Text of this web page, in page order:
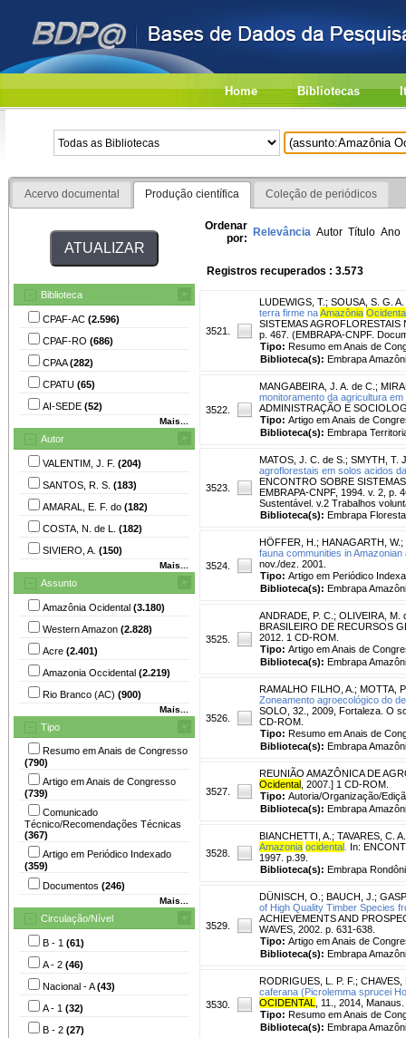
Home Bibliotecas
Acervo documental Produção científica Coleção de periódicos
Biblioteca
CPAF-AC (2.596)
CPAF-RO (686)
CPAA(282)
CPATU (65)
AI-SEDE (52)
Mais...
Autor
VALENTIM, J. F. (204)
SANTOS, R. S. (183)
AMARAL, E. F. do (182)
COSTA, N. de L. (182)
SIVIERO, A. (150)
Mais...
Assunto
Amazônia Ocidental (3.180)
Western Amazon (2.828)
Acre (2.401)
Amazonia Occidental (2.219)
Rio Branco (AC) (900)
Mais...
Tipo
Resumo em Anais de Congresso
(790)
Artigo em Anais de Congresso
(739)
Comunicado
Técnico/Recomendações Técnicas
(367)
Artigo em Periódico Indexado
(359)
Documentos (246)
Mais...
Circulação/Nível
B - 1 (61)
A - 2 (46)
Nacional - A(43)
A - 1 (32)
B - 2 (27)
Ordenar
por: Relevância Autor Título Ano
Registros recuperados : 3.573
3521.
LUDEWIGS, T. ; SOUSA, S. G. A.
terra firme naAmazônia
SISTEMAS AGROFLORESTAIS
p. 467. (EMBRAPA-CNPF.
Tipo: Resumo em Anais de
Biblioteca(s): Embrapa
3522.
MANGABEIRA, J. A. de C. ;
monitoramento da agricultura
ADMINISTRAÇÃO E
Tipo: Artigo em Anais de
Biblioteca(s): Embrapa
3523.
MATOS, J. C. de S. ; SMYTH, T.
agroflorestais em solos acidos
ENCONTRO SOBRE
EMBRAPA-CNPF, 1994. v. 2, p.
Sustentável. v.2 Trabalhos
Biblioteca(s): Embrapa
3524.
HÖFFER, H. ; HANAGARTH, W.;
fauna communities in
nov./dez. 2001.
Tipo: Artigo em Periódico
Biblioteca(s): Embrapa
3525.
ANDRADE, P. C. ; OLIVEIRA, M.
BRASILEIRO DE RECURSOS
2012. 1 CD-ROM.
Tipo: Artigo em Anais de
Biblioteca(s): Embrapa
3526.
RAMALHO FILHO, A. ; MOTTA,
Zoneamento agroecológico do
SOLO, 32., 2009, Fortaleza. O
CD-ROM.
Tipo: Resumo em Anais de
Biblioteca(s): Embrapa
3527.
REUNIÃO AMAZÔNICA DE
Ocidental , 2007.] 1 CD-ROM.
Tipo: Autoria/Organização/
Biblioteca(s): Embrapa
3528.
BIANCHETTI, A. ; TAVARES, C.
Amazonia ocidental In:
1997. p.39.
Biblioteca(s): Embrapa
3529.
DÜNISCH, O. ; BAUCH, J. ;
of High Quality Timber Species
ACHIEVEMENTS AND
WAVES, 2002. p. 631-638.
Tipo: Artigo em Anais de
Biblioteca(s): Embrapa
3530.
RODRIGUES, L. P. F. ; CHAVES,
caferana (Picrolemma sprucei
OCIDENTAL
, 11., 2014,
Tipo: Resumo em Anais de
Biblioteca(s): Embrapa